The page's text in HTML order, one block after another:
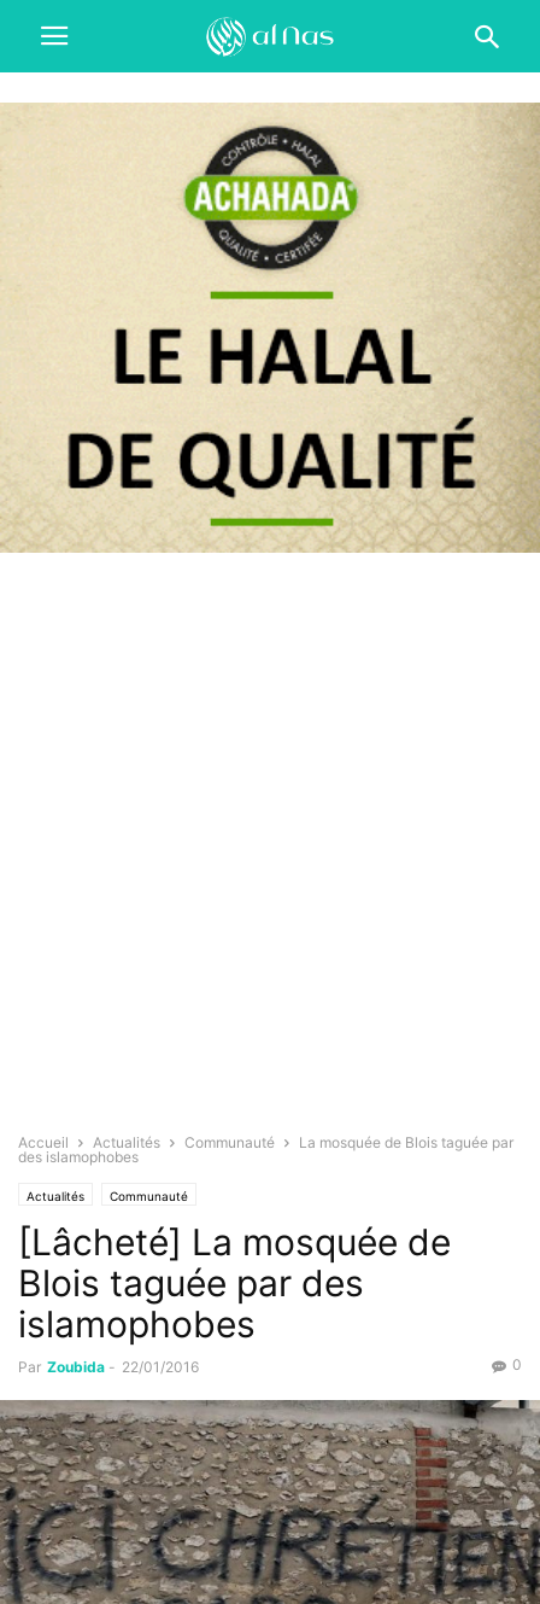
Accueil Actualités Communauté
La mosquée de Blois taguée par
des islamophobes
Actualités Communauté
[Lâcheté] La mosquée de
Blois taguée par des
islamophobes
Par Zoubida - 22/01/2016 0